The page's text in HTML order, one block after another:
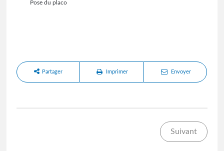
Pose du placo
Partager Imprimer Envoyer
Suivant